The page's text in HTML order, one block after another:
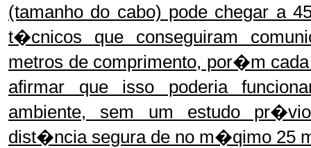
(tamanho do cabo) pode chegar a
t�cnicos que conseguiram
metros de comprimento, por�m
afirmar que isso poderia
ambiente, sem um estudo
dist�ncia segura de no m�qimo 25